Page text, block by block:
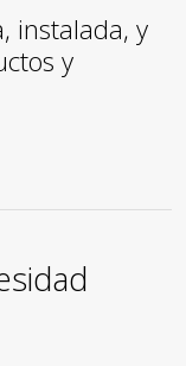
instalada, y
y